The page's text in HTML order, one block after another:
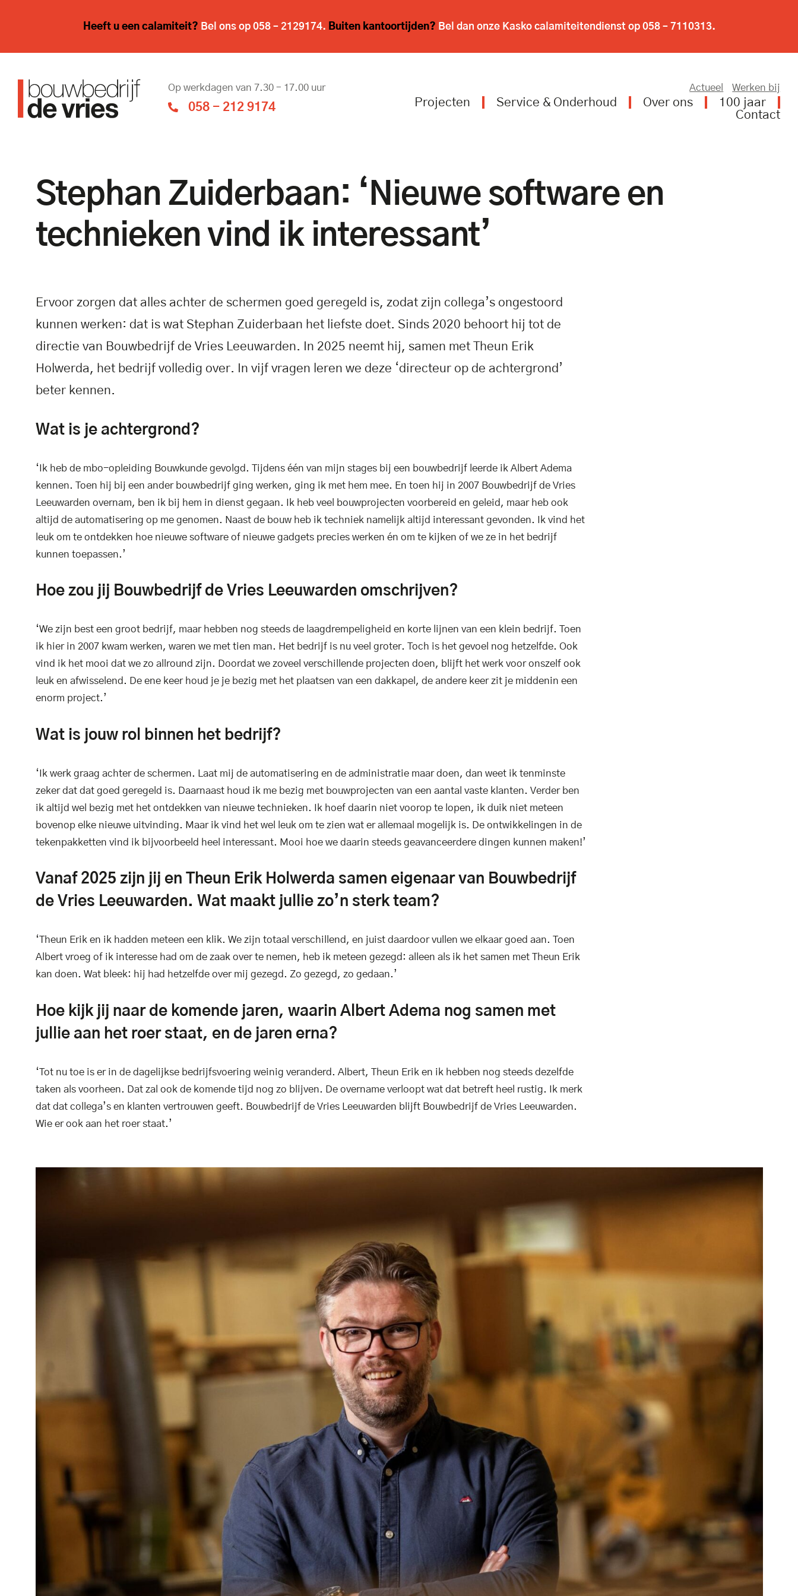
Heeft u een calamiteit? Bel ons op 058 – 2129174. Buiten kantoortijden? Bel dan onze Kasko calamiteitendienst op 058 – 7110313.
Op werkdagen van 7.30 – 17.00 uur
058 - 212 9174
Actueel Werken bij
Projecten Service & Onderhoud Over ons
100 jaar
Contact
Stephan Zuiderbaan: ‘Nieuwe software en
technieken vind ik interessant’
Ervoor zorgen dat alles achter de schermen goed geregeld is, zodat zijn collega’s ongestoord
kunnen werken: dat is wat Stephan Zuiderbaan het liefste doet. Sinds 2020 behoort hij tot de
directie van Bouwbedrijf de Vries Leeuwarden. In 2025 neemt hij, samen met Theun Erik
Holwerda, het bedrijf volledig over. In vijf vragen leren we deze ‘directeur op de achtergrond’
beter kennen.
Wat is je achtergrond?
‘Ik heb de mbo-opleiding Bouwkunde gevolgd. Tijdens één van mijn stages bij een bouwbedrijf leerde ik Albert Adema
kennen. Toen hij bij een ander bouwbedrijf ging werken, ging ik met hem mee. En toen hij in 2007 Bouwbedrijf de Vries
Leeuwarden overnam, ben ik bij hem in dienst gegaan. Ik heb veel bouwprojecten voorbereid en geleid, maar heb ook
altijd de automatisering op me genomen. Naast de bouw heb ik techniek namelijk altijd interessant gevonden. Ik vind het
leuk om te ontdekken hoe nieuwe software of nieuwe gadgets precies werken én om te kijken of we ze in het bedrijf
kunnen toepassen.’
Hoe zou jij Bouwbedrijf de Vries Leeuwarden omschrijven?
‘We zijn best een groot bedrijf, maar hebben nog steeds de laagdrempeligheid en korte lijnen van een klein bedrijf. Toen
ik hier in 2007 kwam werken, waren we met tien man. Het bedrijf is nu veel groter. Toch is het gevoel nog hetzelfde. Ook
vind ik het mooi dat we zo allround zijn. Doordat we zoveel verschillende projecten doen, blijft het werk voor onszelf ook
leuk en afwisselend. De ene keer houd je je bezig met het plaatsen van een dakkapel, de andere keer zit je middenin een
enorm project.’
Wat is jouw rol binnen het bedrijf?
‘Ik werk graag achter de schermen. Laat mij de automatisering en de administratie maar doen, dan weet ik tenminste
zeker dat dat goed geregeld is. Daarnaast houd ik me bezig met bouwprojecten van een aantal vaste klanten. Verder ben
ik altijd wel bezig met het ontdekken van nieuwe technieken. Ik hoef daarin niet voorop te lopen, ik duik niet meteen
bovenop elke nieuwe uitvinding. Maar ik vind het wel leuk om te zien wat er allemaal mogelijk is. De ontwikkelingen in de
tekenpakketten vind ik bijvoorbeeld heel interessant. Mooi hoe we daarin steeds geavanceerdere dingen kunnen maken!’
Vanaf 2025 zijn jij en Theun Erik Holwerda samen eigenaar van Bouwbedrijf
de Vries Leeuwarden. Wat maakt jullie zo’n sterk team?
‘Theun Erik en ik hadden meteen een klik. We zijn totaal verschillend, en juist daardoor vullen we elkaar goed aan. Toen
Albert vroeg of ik interesse had om de zaak over te nemen, heb ik meteen gezegd: alleen als ik het samen met Theun Erik
kan doen. Wat bleek: hij had hetzelfde over mij gezegd. Zo gezegd, zo gedaan.’
Hoe kijk jij naar de komende jaren, waarin Albert Adema nog samen met
jullie aan het roer staat, en de jaren erna?
‘Tot nu toe is er in de dagelijkse bedrijfsvoering weinig veranderd. Albert, Theun Erik en ik hebben nog steeds dezelfde
taken als voorheen. Dat zal ook de komende tijd nog zo blijven. De overname verloopt wat dat betreft heel rustig. Ik merk
dat dat collega’s en klanten vertrouwen geeft. Bouwbedrijf de Vries Leeuwarden blijft Bouwbedrijf de Vries Leeuwarden.
Wie er ook aan het roer staat.’